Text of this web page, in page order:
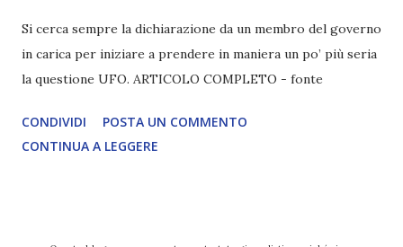
Si cerca sempre la dichiarazione da un membro del governo
in carica per iniziare a prendere in maniera un po’ più seria
la questione UFO. ARTICOLO COMPLETO - fonte
CONDIVIDI
POSTA UN COMMENTO
CONTINUA A LEGGERE